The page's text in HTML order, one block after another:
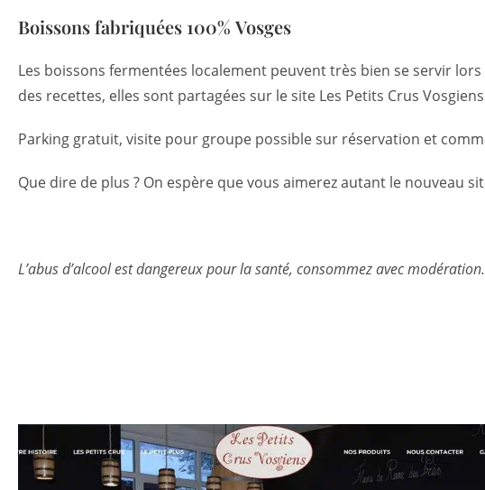
Boissons fabriquées 100% Vosges
Les boissons fermentées localement peuvent très bien se servir
des recettes, elles sont partagées sur le site Les Petits Crus
Parking gratuit, visite pour groupe possible sur réservation et
Que dire de plus ? On espère que vous aimerez autant le nouveau
L’abus d’alcool est dangereux pour la santé, consommez avec modération.